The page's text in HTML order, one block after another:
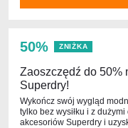
50% ZNIŻKA
Zaoszczędź do 50%
Superdry!
Wykończ swój wygląd
tylko bez wysiłku i z
akcesoriów Superdry i